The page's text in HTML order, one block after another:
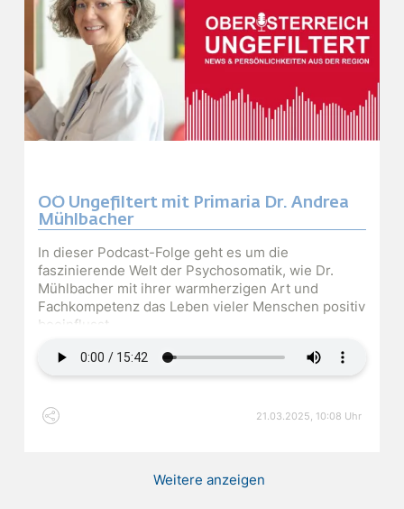
OÖ Ungefiltert mit Primaria Dr. Andrea
Mühlbacher
In dieser Podcast-Folge geht es um die
faszinierende Welt der Psychosomatik, wie Dr.
Mühlbacher mit ihrer warmherzigen Art und
Fachkompetenz das Leben vieler Menschen positiv
beeinflusst.
21.03.2025, 10:08 Uhr
SeitennummerierungWeitere anzeigen